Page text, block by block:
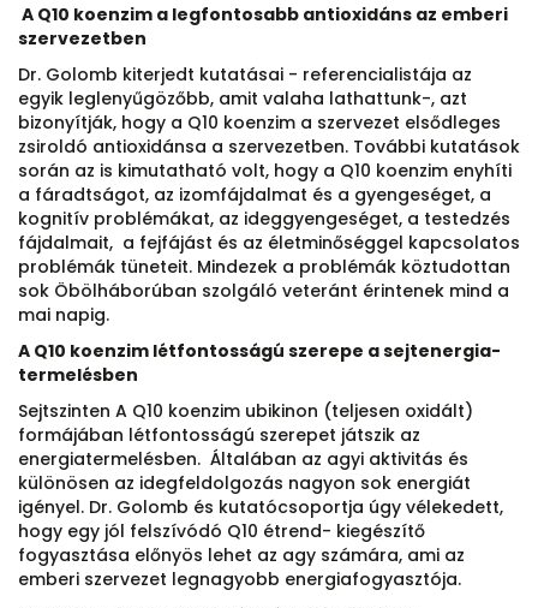
A Q10 koenzim a legfontosabb antioxidáns az emberi
szervezetben
Dr. Golomb kiterjedt kutatásai - referencialistája az
egyik leglenyűgözőbb, amit valaha lathattunk-, azt
bizonyítják, hogy a Q10 koenzim a szervezet elsődleges
zsiroldó antioxidánsa a szervezetben. További kutatások
során az is kimutatható volt, hogy a Q10 koenzim enyhíti
a fáradtságot, az izomfájdalmat és a gyengeséget, a
kognitív problémákat, az ideggyengeséget, a testedzés
fájdalmait, a fejfájást és az életminőséggel kapcsolatos
problémák tüneteit. Mindezek a problémák köztudottan
sok Öbölháborúban szolgáló veteránt érintenek mind a
mai napig.
A Q10 koenzim létfontosságú szerepe a sejtenergia-
termelésben
Sejtszinten A Q10 koenzim ubikinon (teljesen oxidált)
formájában létfontosságú szerepet játszik az
energiatermelésben. Általában az agyi aktivitás és
különösen az idegfeldolgozás nagyon sok energiát
igényel. Dr. Golomb és kutatócsoportja úgy vélekedett,
hogy egy jól felszívódó Q10 étrend- kiegészítő
fogyasztása előnyös lehet az agy számára, ami az
emberi szervezet legnagyobb energiafogyasztója.